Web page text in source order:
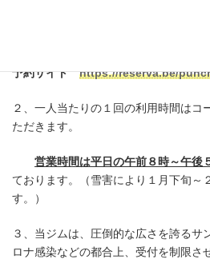
予約サイトhttps://reserva.be/
２、一人当たりの１回の利用時間はコ
ただきます。
営業時間は平日の午前８時～午後
ております。（雪害により１月下旬～
す。）
３、当ジムは、圧倒的な広さを誇るサ
ロナ感染などの都合上、受付を制限